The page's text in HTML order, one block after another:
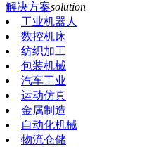
解决方案solution
工业机器人
数控机床
纺织加工
包装机械
汽车工业
运动仿真
金属制造
自动化机械
物流仓储